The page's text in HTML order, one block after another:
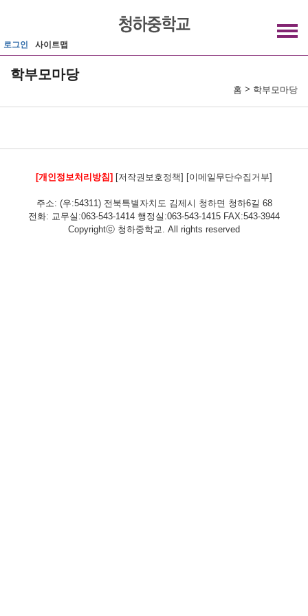
로그인 사이트맵
학부모마당
홈 > 학부모마당
[개인정보처리방침] [저작권보호정책] [이메일무단수집거부]
주소: (우:54311) 전북특별자치도 김제시 청하면 청하6길 68
전화: 교무실:063-543-1414 행정실:063-543-1415 FAX:543-3944
Copyrightⓒ 청하중학교. All rights reserved